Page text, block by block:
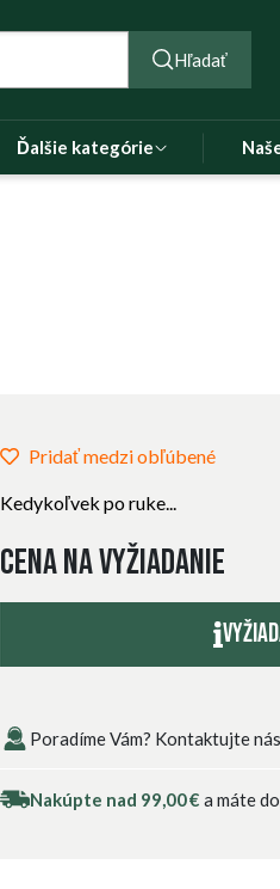
Hľadať
Ďalšie kategórie
Pridať medzi obľúbené
Kedykoľvek po ruke...
Cena na vyžiadanie
Poradíme Vám? Kontaktujte
Nakúpte nad 99,00 € a máte